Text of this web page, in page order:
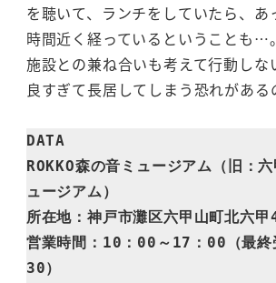
を聴いて、ランチをしていたら、あ
時間近く経っているということも…
施設との兼ね合いも考えて行動しな
良すぎて長居してしまう恐れがある
DATA
ROKKO森の音ミュージアム（旧：
ュージアム）
所在地：神戸市灘区六甲山町北六
営業時間： 10：00～17：00（最終
30）